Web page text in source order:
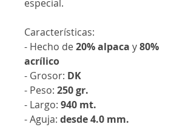
especial.
Características:
- Hecho de20% alpaca y80%
acrílico
- Grosor: DK
- Peso: 250 gr.
- Largo: 940 mt.
- Aguja: desde 4.0 mm.